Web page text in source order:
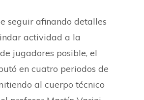
seguir afinando detalles
actividad a la
jugadores posible, el
en cuatro periodos de
al cuerpo técnico